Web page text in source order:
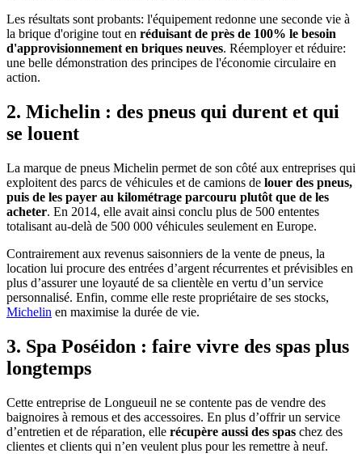
Les résultats sont probants: l'équipement redonne une seconde vie à
la brique d'origine tout en réduisant de près de 100% le besoin
d'approvisionnement en briques neuves. Réemployer et réduire:
une belle démonstration des principes de l'économie circulaire en
action.
2. Michelin : des pneus qui durent et qui
se louent
La marque de pneus Michelin permet de son côté aux entreprises qui
exploitent des parcs de véhicules et de camions de louer des pneus,
puis de les payer au kilométrage parcouru plutôt que de les
acheter. En 2014, elle avait ainsi conclu plus de 500 ententes
totalisant au-delà de 500 000 véhicules seulement en Europe.
Contrairement aux revenus saisonniers de la vente de pneus, la
location lui procure des entrées d’argent récurrentes et prévisibles en
plus d’assurer une loyauté de sa clientèle en vertu d’un service
personnalisé. Enfin, comme elle reste propriétaire de ses stocks,
Michelin en maximise la durée de vie.
3. Spa Poséidon : faire vivre des spas plus
longtemps
Cette entreprise de Longueuil ne se contente pas de vendre des
baignoires à remous et des accessoires. En plus d’offrir un service
d’entretien et de réparation, elle récupère aussi des spas chez des
clientes et clients qui n’en veulent plus pour les remettre à neuf.